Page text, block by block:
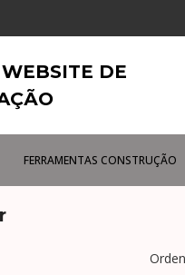
DE
FERRAMENTAS CONSTRUÇÃO